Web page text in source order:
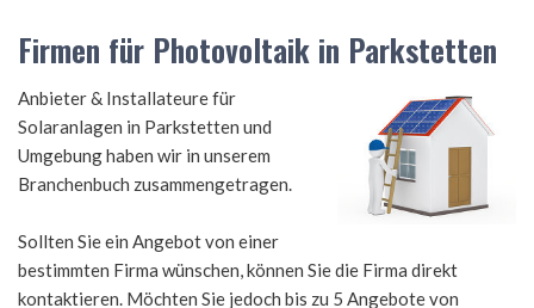
Firmen für Photovoltaik in Parkstetten
Anbieter & Installateure für
Solaranlagen in Parkstetten und
Umgebung haben wir in unserem
Branchenbuch zusammengetragen.
Sollten Sie ein Angebot von einer
bestimmten Firma wünschen, können Sie die Firma direkt
kontaktieren. Möchten Sie jedoch bis zu 5 Angebote von